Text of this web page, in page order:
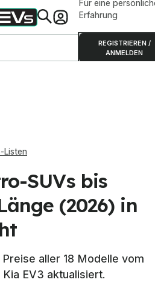
Für eine
Erfahrung
REGISTRIEREN /
ANMELDEN
Listen
SUVs bis
(2026) in
aller 18 Modelle vom
EV3 aktualisiert.